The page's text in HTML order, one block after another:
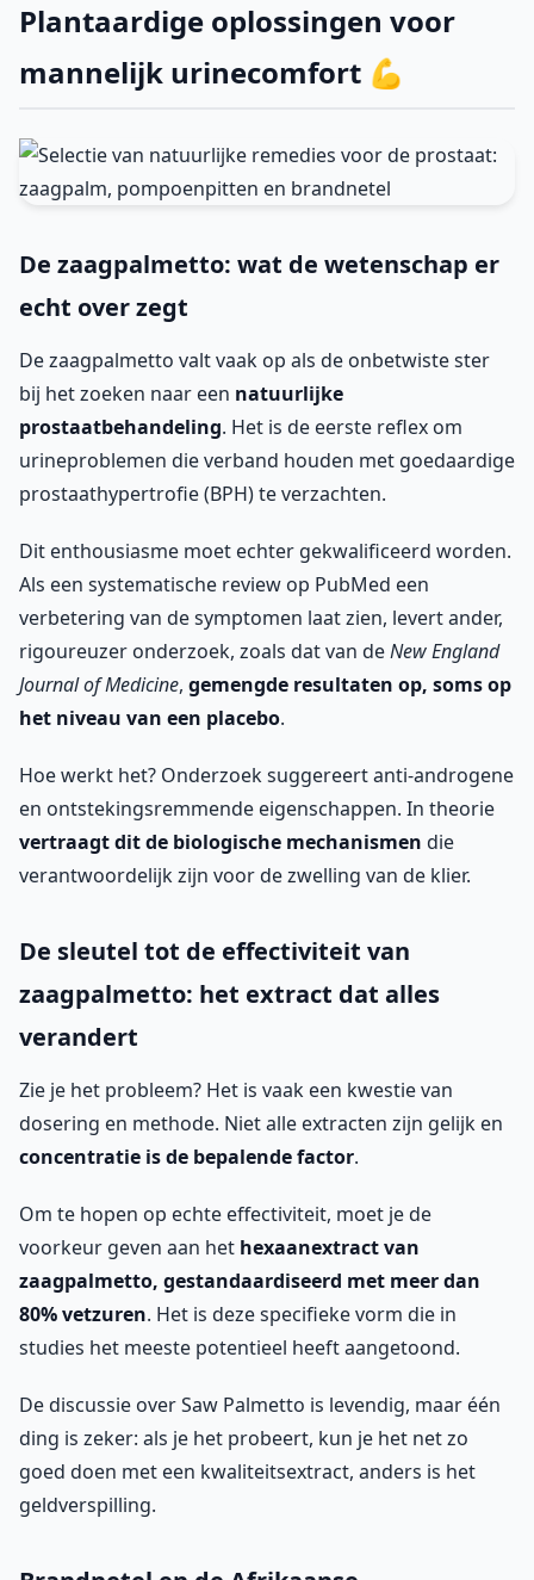
Plantaardige oplossingen voor
mannelijk urinecomfort 💪
De zaagpalmetto: wat de wetenschap er
echt over zegt
De zaagpalmetto valt vaak op als de onbetwiste ster
bij het zoeken naar een natuurlijke
prostaatbehandeling. Het is de eerste reflex om
urineproblemen die verband houden met goedaardige
prostaathypertrofie (BPH) te verzachten.
Dit enthousiasme moet echter gekwalificeerd worden.
Als een systematische review op PubMed een
verbetering van de symptomen laat zien, levert ander,
rigoureuzer onderzoek, zoals dat van deNew England
Journal of Medicine, gemengde resultaten op, soms op
het niveau van een placebo.
Hoe werkt het? Onderzoek suggereert anti-androgene
en ontstekingsremmende eigenschappen. In theorie
vertraagt dit de biologische mechanismen die
verantwoordelijk zijn voor de zwelling van de klier.
De sleutel tot de effectiviteit van
zaagpalmetto: het extract dat alles
verandert
Zie je het probleem? Het is vaak een kwestie van
dosering en methode. Niet alle extracten zijn gelijk en
concentratie is de bepalende factor.
Om te hopen op echte effectiviteit, moet je de
voorkeur geven aan het hexaanextract van
zaagpalmetto, gestandaardiseerd met meer dan
80% vetzuren. Het is deze specifieke vorm die in
studies het meeste potentieel heeft aangetoond.
De discussie over Saw Palmetto is levendig, maar één
ding is zeker: als je het probeert, kun je het net zo
goed doen met een kwaliteitsextract, anders is het
geldverspilling.